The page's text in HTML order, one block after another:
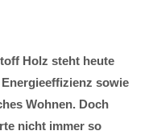
Holz steht heute
sowie
Wohnen. Doch
nicht immer so